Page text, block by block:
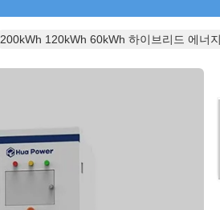
200kWh 120kWh 60kWh 하이브리드 에너